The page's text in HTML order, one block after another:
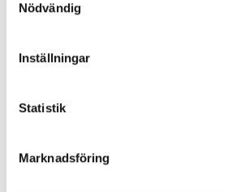
Nödvändig
Inställningar
Statistik
Marknadsföring
Antal